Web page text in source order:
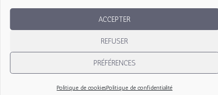
ACCEPTER
REFUSER
PRÉFÉRENCES
Politique de cookiesPolitique de confidentialité
f